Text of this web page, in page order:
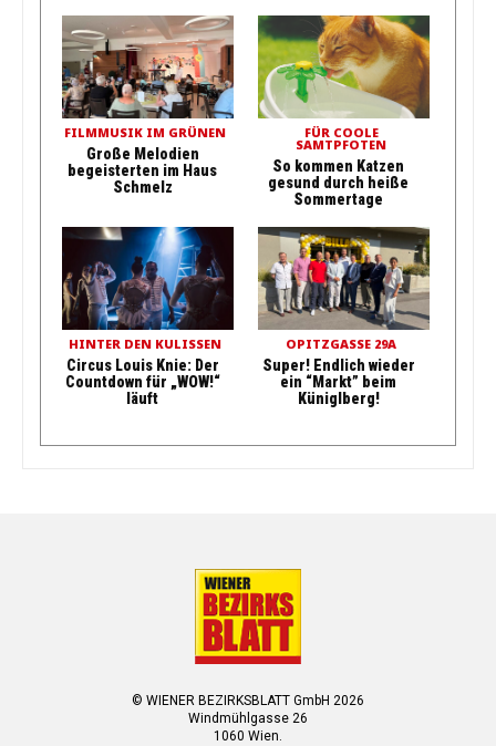
FILMMUSIK IM GRÜNEN
Große Melodien
begeisterten im Haus
Schmelz
FÜR COOLE
SAMTPFOTEN
So kommen Katzen
gesund durch heiße
Sommertage
HINTER DEN KULISSEN
Circus Louis Knie: Der
Countdown für „WOW!“
läuft
OPITZGASSE 29A
Super! Endlich wieder
ein “Markt” beim
Küniglberg!
© WIENER BEZIRKSBLATT GmbH 2026
Windmühlgasse 26
1060 Wien.